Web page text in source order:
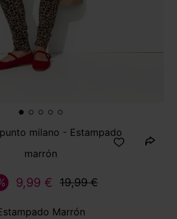
milano - Estampado
marrón
9,99 € 19,99 €
Marrón